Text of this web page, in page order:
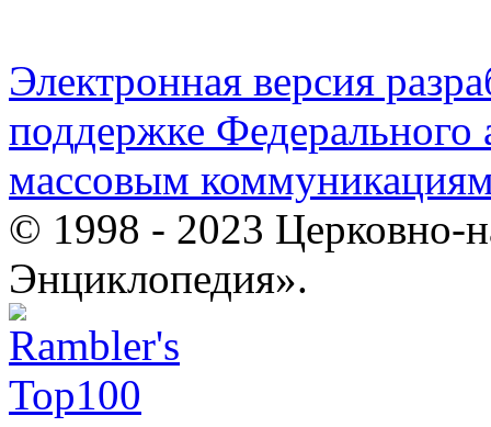
Электронная версия
поддержке Федерального
массовым
© 1998 - 2023 Церковно-
Энциклопедия».